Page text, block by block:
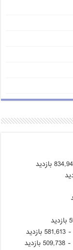
- 581,613 بازدید
- 509,738 بازدید